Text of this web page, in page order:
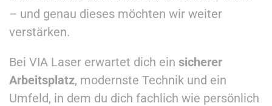
– und genau dieses möchten wir weiter
verstärken.
Bei VIA Laser erwartet dich ein sicherer
Arbeitsplatz, modernste Technik und ein
Umfeld, in dem du dich fachlich wie persönlich